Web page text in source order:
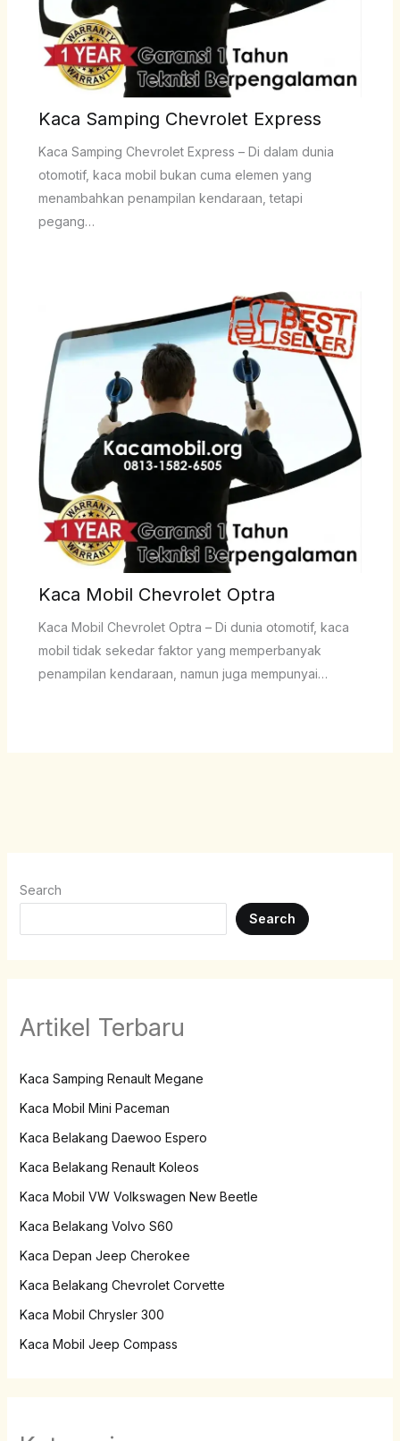
Kaca Samping Chevrolet Express
Kaca Samping Chevrolet Express – Di dalam dunia
otomotif, kaca mobil bukan cuma elemen yang
menambahkan penampilan kendaraan, tetapi
pegang…
Kaca Mobil Chevrolet Optra
Kaca Mobil Chevrolet Optra – Di dunia otomotif, kaca
mobil tidak sekedar faktor yang memperbanyak
penampilan kendaraan, namun juga mempunyai…
Search
Search
Artikel Terbaru
Kaca Samping Renault Megane
Kaca Mobil Mini Paceman
Kaca Belakang Daewoo Espero
Kaca Belakang Renault Koleos
Kaca Mobil VW Volkswagen New Beetle
Kaca Belakang Volvo S60
Kaca Depan Jeep Cherokee
Kaca Belakang Chevrolet Corvette
Kaca Mobil Chrysler 300
Kaca Mobil Jeep Compass